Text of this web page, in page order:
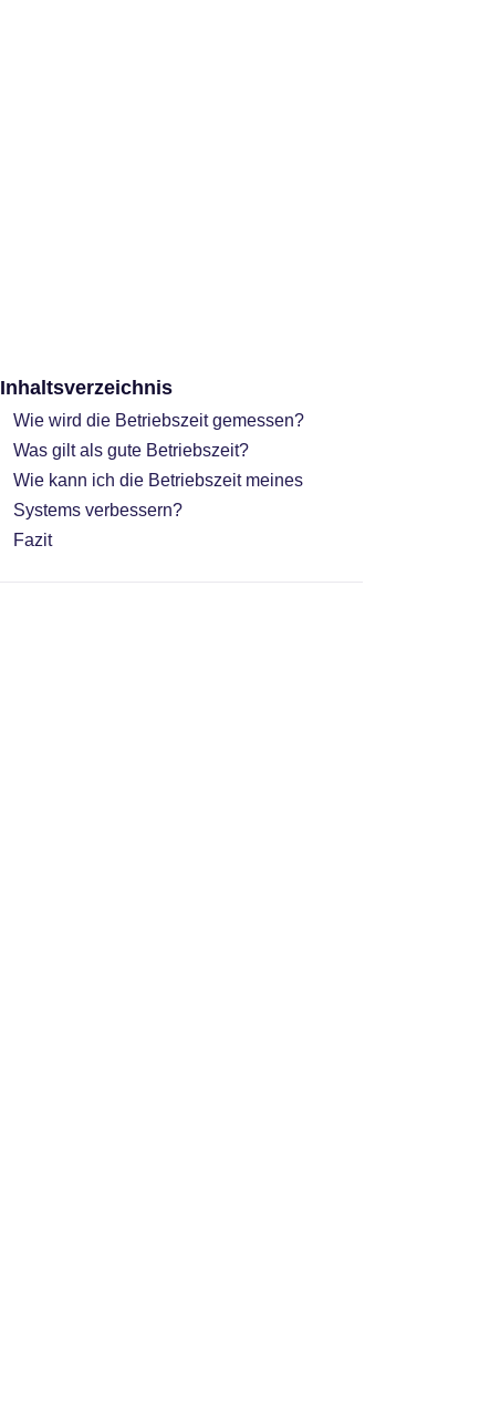
Inhaltsverzeichnis
Wie wird die Betriebszeit gemessen?
Was gilt als gute Betriebszeit?
Wie kann ich die Betriebszeit meines
Systems verbessern?
Fazit